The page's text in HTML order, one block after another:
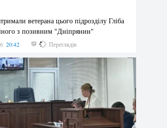
ветерана цього підрозділу Гліба
з позивним "Дніпрянин"
20:42 170 Переглядів